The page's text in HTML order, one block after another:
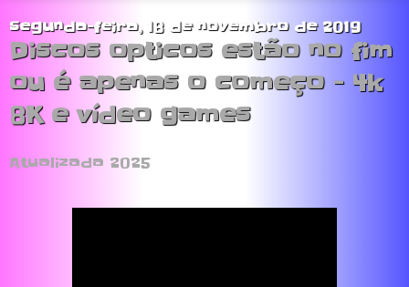
segunda-feira, 18 de novembro de 2019
Discos opticos estão no fim
ou é apenas o começo - 4k
8K e vídeo games
Atualizada 2025